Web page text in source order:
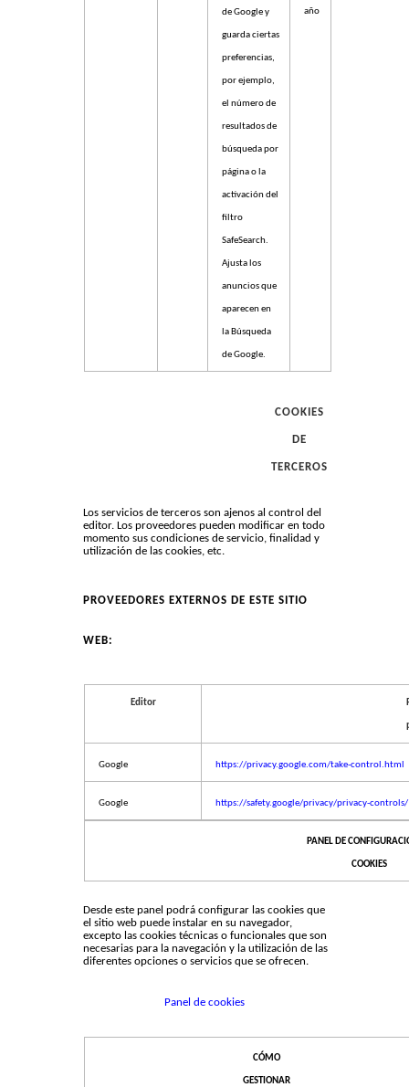
de Google y
guarda ciertas
preferencias,
por ejemplo,
el número de
resultados de
búsqueda por
página o la
activación del
filtro
SafeSearch.
Ajusta los
anuncios que
aparecen en
la Búsqueda
de Google.
año
COOKIES
DE
TERCEROS
Los servicios de terceros son ajenos al control del
editor. Los proveedores pueden modificar en todo
momento sus condiciones de servicio, finalidad y
utilización de las cookies, etc.
PROVEEDORES EXTERNOS DE ESTE SITIO
WEB:
Editor
Google https://privacy.google.com/take-control.html
Google https://safety.google/privacy/privacy-controls/
PANEL DE
COOKIES
Desde este panel podrá configurar las cookies que
el sitio web puede instalar en su navegador,
excepto las cookies técnicas o funcionales que son
necesarias para la navegación y la utilización de las
diferentes opciones o servicios que se ofrecen.
Panel de cookies
CÓMO
GESTIONAR